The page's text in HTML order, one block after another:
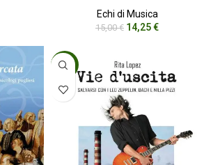
Echi di Musica
15,00€ 14,25€
-5%